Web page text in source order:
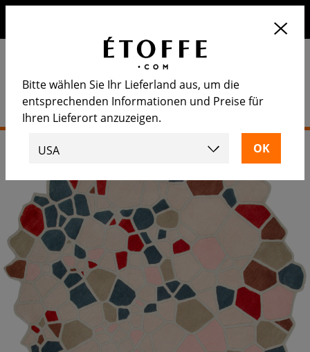
Bitte wählen Sie Ihr Lieferland aus, um die
entsprechenden Informationen und Preise für
Ihren Lieferort anzuzeigen.